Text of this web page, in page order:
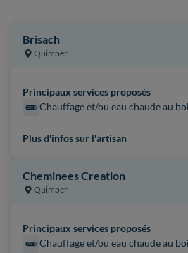
Brisach
Quimper
Principaux services proposés
Chauffage et/ou eau chaude au
Plus d'infos sur l'artisan
Cheminees Creation
Quimper
Principaux services proposés
Chauffage et/ou eau chaude au